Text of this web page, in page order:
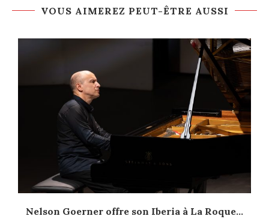
VOUS AIMEREZ PEUT-ÊTRE AUSSI
Nelson Goerner offre son Iberia à La Roque...